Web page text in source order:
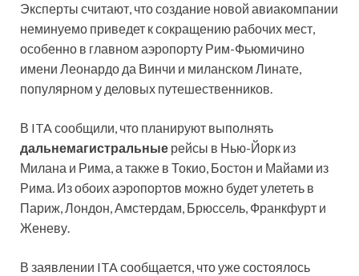
Эксперты считают, что создание новой авиакомпании
неминуемо приведет к сокращению рабочих мест,
особенно в главном аэропорту Рим-Фьюмичино
имени Леонардо да Винчи и миланском Линате,
популярном у деловых путешественников.
В ITA сообщили, что планируют выполнять
дальнемагистральные рейсы в Нью-Йорк из
Милана и Рима, а также в Токио, Бостон и Майами из
Рима. Из обоих аэропортов можно будет улететь в
Париж, Лондон, Амстердам, Брюссель, Франкфурт и
Женеву.
В заявлении ITA сообщается, что уже состоялось